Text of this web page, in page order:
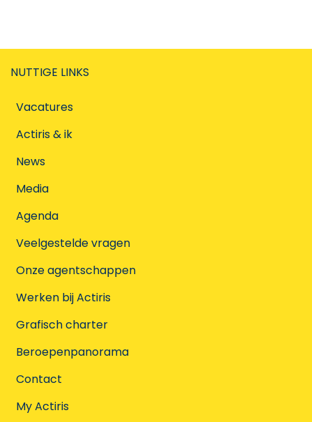
NUTTIGE LINKS
Vacatures
Actiris & ik
News
Media
Agenda
Veelgestelde vragen
Onze agentschappen
Werken bij Actiris
Grafisch charter
Beroepenpanorama
Contact
My Actiris